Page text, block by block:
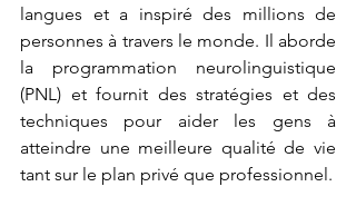
langues et a inspiré des millions de
personnes à travers le monde. Il aborde
la programmation neurolinguistique
(PNL) et fournit des stratégies et des
techniques pour aider les gens à
atteindre une meilleure qualité de vie